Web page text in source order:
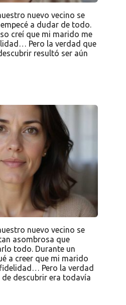
nuevo vecino se
a dudar de todo.
creí que mi marido me
Pero la verdad que
resultó ser aún
nuevo vecino se
asombrosa que
todo. Durante un
a creer que mi marido
Pero la verdad
descubrir era todavía